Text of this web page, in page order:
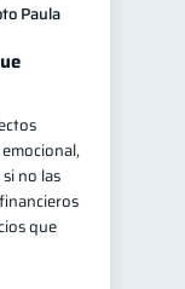
Paula
no las
que